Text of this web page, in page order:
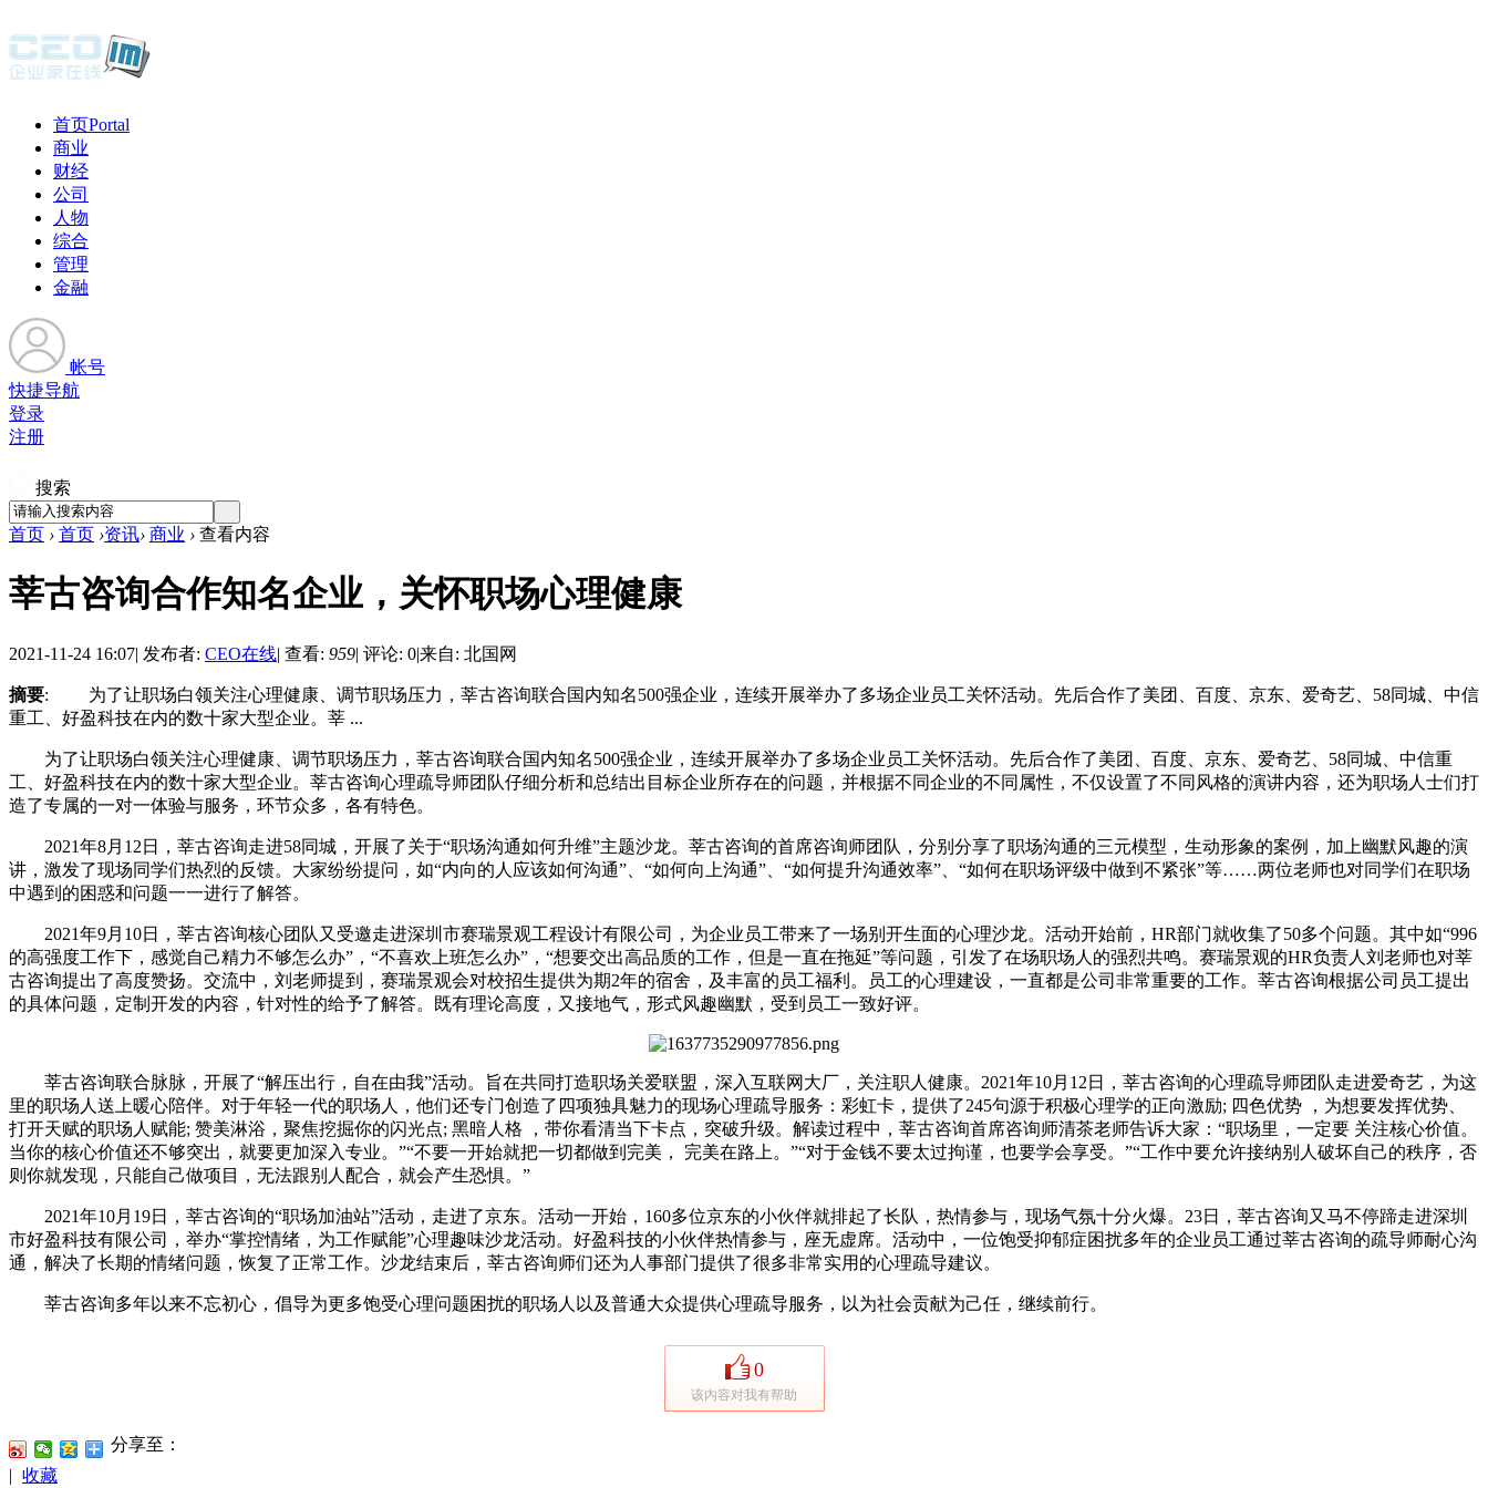
首页Portal
商业
财经
公司
人物
综合
管理
金融
帐号
快捷导航
登录
注册
搜索
首页 › 首页 ›资讯› 商业 › 查看内容
莘古咨询合作知名企业，关怀职场心理健康
2021-11-24 16:07| 发布者: CEO在线| 查看: 959| 评论: 0|来自: 北国网
摘要: 为了让职场白领关注心理健康、调节职场压力，莘古咨询联合国内知名500强企业，连续开展举办了多场企业员工关怀活动。先后合作了美团、百度、京东、爱奇艺、58同城、中信
重工、好盈科技在内的数十家大型企业。莘 ...
为了让职场白领关注心理健康、调节职场压力，莘古咨询联合国内知名500强企业，连续开展举办了多场企业员工关怀活动。先后合作了美团、百度、京东、爱奇艺、58同城、中信重
工、好盈科技在内的数十家大型企业。莘古咨询心理疏导师团队仔细分析和总结出目标企业所存在的问题，并根据不同企业的不同属性，不仅设置了不同风格的演讲内容，还为职场人士们打
造了专属的一对一体验与服务，环节众多，各有特色。
2021年8月12日，莘古咨询走进58同城，开展了关于“职场沟通如何升维”主题沙龙。莘古咨询的首席咨询师团队，分别分享了职场沟通的三元模型，生动形象的案例，加上幽默风趣的演
讲，激发了现场同学们热烈的反馈。大家纷纷提问，如“内向的人应该如何沟通”、“如何向上沟通”、“如何提升沟通效率”、“如何在职场评级中做到不紧张”等……两位老师也对同学们在职场
中遇到的困惑和问题一一进行了解答。
2021年9月10日，莘古咨询核心团队又受邀走进深圳市赛瑞景观工程设计有限公司，为企业员工带来了一场别开生面的心理沙龙。活动开始前，HR部门就收集了50多个问题。其中如“996
的高强度工作下，感觉自己精力不够怎么办”，“不喜欢上班怎么办”，“想要交出高品质的工作，但是一直在拖延”等问题，引发了在场职场人的强烈共鸣。赛瑞景观的HR负责人刘老师也对莘
古咨询提出了高度赞扬。交流中，刘老师提到，赛瑞景观会对校招生提供为期2年的宿舍，及丰富的员工福利。员工的心理建设，一直都是公司非常重要的工作。莘古咨询根据公司员工提出
的具体问题，定制开发的内容，针对性的给予了解答。既有理论高度，又接地气，形式风趣幽默，受到员工一致好评。
莘古咨询联合脉脉，开展了“解压出行，自在由我”活动。旨在共同打造职场关爱联盟，深入互联网大厂，关注职人健康。2021年10月12日，莘古咨询的心理疏导师团队走进爱奇艺，为这
里的职场人送上暖心陪伴。对于年轻一代的职场人，他们还专门创造了四项独具魅力的现场心理疏导服务：彩虹卡，提供了245句源于积极心理学的正向激励; 四色优势 ，为想要发挥优势、
打开天赋的职场人赋能; 赞美淋浴，聚焦挖掘你的闪光点; 黑暗人格 ，带你看清当下卡点，突破升级。解读过程中，莘古咨询首席咨询师清茶老师告诉大家：“职场里，一定要 关注核心价值。
当你的核心价值还不够突出，就要更加深入专业。”“不要一开始就把一切都做到完美， 完美在路上。”“对于金钱不要太过拘谨，也要学会享受。”“工作中要允许接纳别人破坏自己的秩序，否
则你就发现，只能自己做项目，无法跟别人配合，就会产生恐惧。”
2021年10月19日，莘古咨询的“职场加油站”活动，走进了京东。活动一开始，160多位京东的小伙伴就排起了长队，热情参与，现场气氛十分火爆。23日，莘古咨询又马不停蹄走进深圳
市好盈科技有限公司，举办“掌控情绪，为工作赋能”心理趣味沙龙活动。好盈科技的小伙伴热情参与，座无虚席。活动中，一位饱受抑郁症困扰多年的企业员工通过莘古咨询的疏导师耐心沟
通，解决了长期的情绪问题，恢复了正常工作。沙龙结束后，莘古咨询师们还为人事部门提供了很多非常实用的心理疏导建议。
莘古咨询多年以来不忘初心，倡导为更多饱受心理问题困扰的职场人以及普通大众提供心理疏导服务，以为社会贡献为己任，继续前行。
0
该内容对我有帮助
分享至：
| 收藏